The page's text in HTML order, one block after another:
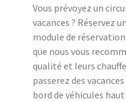
Vous prévoyez un
vacances ? Réservez
module de
que nous vous
qualité et leurs
passerez des
bord de véhicules